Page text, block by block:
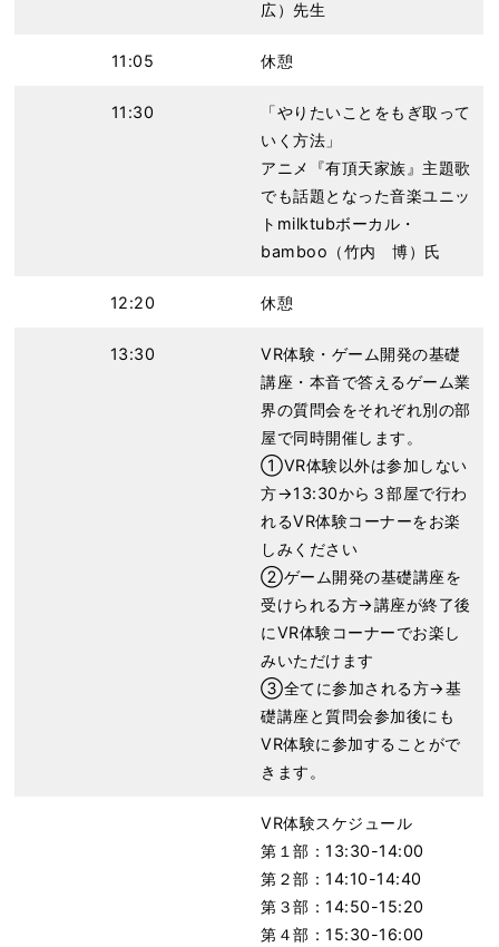
広）先生
11:05 休憩
11:30
「やりたいことをもぎ取って
いく方法」
アニメ『有頂天家族』主題歌
でも話題となった音楽ユニッ
トmilktubボーカル・
bamboo（竹内 博）氏
12:20 休憩
13:30
VR体験・ゲーム開発の基礎
講座・本音で答えるゲーム業
界の質問会をそれぞれ別の部
屋で同時開催します。
①VR体験以外は参加しない
方→13:30から３部屋で行わ
れるVR体験コーナーをお楽
しみください
②ゲーム開発の基礎講座を
受けられる方→講座が終了後
にVR体験コーナーでお楽し
みいただけます
③全てに参加される方→基
礎講座と質問会参加後にも
VR体験に参加することがで
きます。
VR体験スケジュール
第１部：13:30-14:00
第２部：14:10-14:40
第３部：14:50-15:20
第４部：15:30-16:00